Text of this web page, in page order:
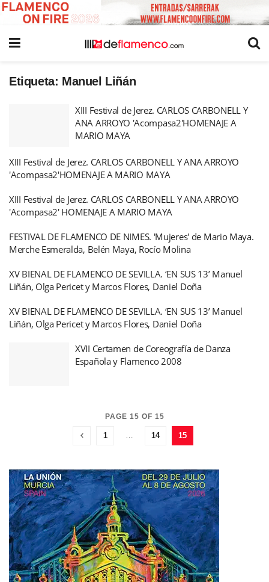
Etiqueta: Manuel Liñán
XIII Festival de Jerez. CARLOS CARBONELL Y
ANA ARROYO 'Acompasa2'HOMENAJE A
MARIO MAYA
XIII Festival de Jerez. CARLOS CARBONELL Y ANA ARROYO
'Acompasa2'HOMENAJE A MARIO MAYA
XIII Festival de Jerez. CARLOS CARBONELL Y ANA ARROYO
'Acompasa2' HOMENAJE A MARIO MAYA
FESTIVAL DE FLAMENCO DE NIMES. 'Mujeres' de Mario Maya.
Merche Esmeralda, Belén Maya, Rocío Molina
XV BIENAL DE FLAMENCO DE SEVILLA. ‘EN SUS 13’ Manuel
Liñán, Olga Pericet y Marcos Flores, Daniel Doña
XV BIENAL DE FLAMENCO DE SEVILLA. ‘EN SUS 13’ Manuel
Liñán, Olga Pericet y Marcos Flores, Daniel Doña
XVII Certamen de Coreografía de Danza
Española y Flamenco 2008
PAGE 15 OF 15
1 14 15